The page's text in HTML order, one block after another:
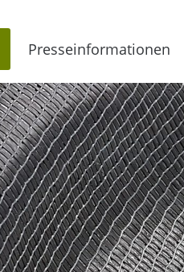
Presseinformationen